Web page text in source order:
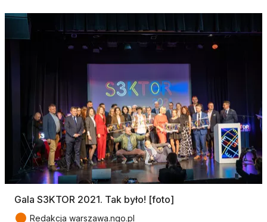
Gala S3KTOR 2021. Tak było! [foto]
● Redakcja warszawa.ngo.pl